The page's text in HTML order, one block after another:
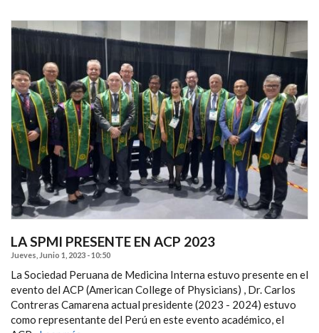
LA SPMI PRESENTE EN ACP 2023
Jueves, Junio 1, 2023 - 10:50
La Sociedad Peruana de Medicina Interna estuvo presente en el
evento del ACP (American College of Physicians) , Dr. Carlos
Contreras Camarena actual presidente (2023 - 2024) estuvo
como representante del Perú en este evento académico, el